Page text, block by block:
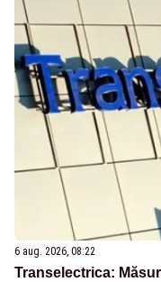
6 aug. 2026, 08:22
Transelectrica: